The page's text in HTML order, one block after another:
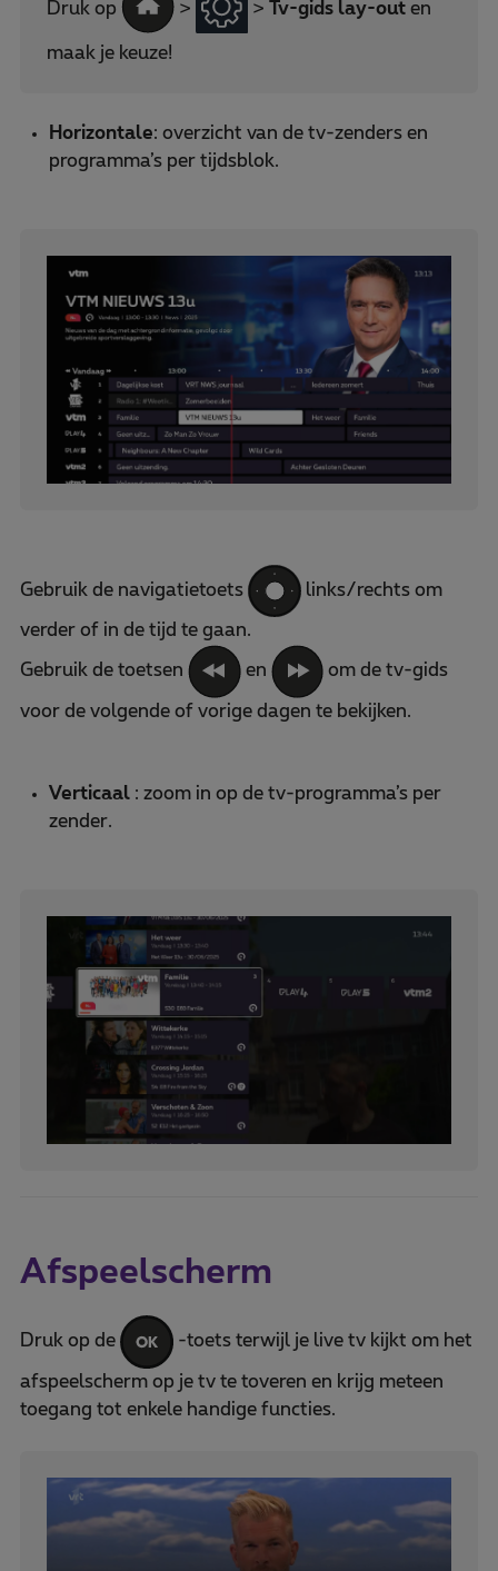
Druk op > > Tv-gids lay-out en
maak je keuze!
Horizontale: overzicht van de tv-zenders en
programma’s per tijdsblok.
Gebruik de navigatietoets links/rechts om
verder of in de tijd te gaan.
Gebruik de toetsen en om de tv-gids
voor de volgende of vorige dagen te bekijken.
Verticaal : zoom in op de tv-programma’s per
zender.
Afspeelscherm
Druk op de -toets terwijl je live tv kijkt om het
afspeelscherm op je tv te toveren en krijg meteen
toegang tot enkele handige functies.